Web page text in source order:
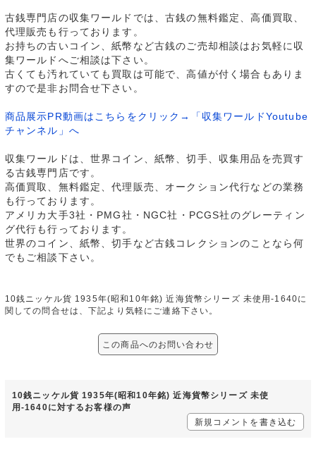
古銭専門店の収集ワールドでは、古銭の無料鑑定、高価買取、
代理販売も行っております。
お持ちの古いコイン、紙幣など古銭のご売却相談はお気軽に収
集ワールドへご相談は下さい。
古くても汚れていても買取は可能で、高値が付く場合もありま
すので是非お問合せ下さい。
商品展示PR動画はこちらをクリック→「収集ワールドYoutube
チャンネル」へ
収集ワールドは、世界コイン、紙幣、切手、収集用品を売買す
る古銭専門店です。
高価買取、無料鑑定、代理販売、オークション代行などの業務
も行っております。
アメリカ大手3社・PMG社・NGC社・PCGS社のグレーティン
グ代行も行っております。
世界のコイン、紙幣、切手など古銭コレクションのことなら何
でもご相談下さい。
10銭ニッケル貨 1935年(昭和10年銘) 近海貨幣シリーズ 未使用-1640に
関しての問合せは、下記より気軽にご連絡下さい。
この商品へのお問い合わせ
10銭ニッケル貨 1935年(昭和10年銘) 近海貨幣シリーズ 未使
用-1640に対するお客様の声
新規コメントを書き込む